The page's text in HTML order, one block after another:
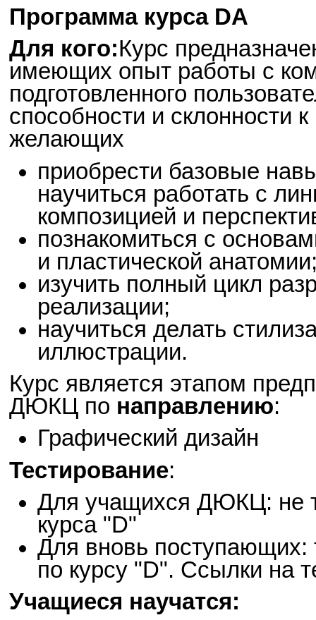
Программа курса DA
Для кого:Курс
имеющих опыт работы с
подготовленного
способности и склонности
желающих
приобрести базовые
научиться работать с
композицией и
познакомиться c
и пластической
изучить полный цикл
реализации;
научиться делать
иллюстрации.
Курс является этапом
ДЮКЦ по направлению:
Графический дизайн
Тестирование:
Для учащихся ДЮКЦ: не
курса "D"
Для вновь поступающих:
по курсу "D". Ссылки на
Учащиеся научатся: